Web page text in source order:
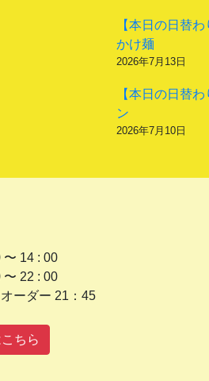
【本日の日替
かけ麺
2026年7月13日
【本日の日替
ン
2026年7月10日
14 : 00
22 : 00
ー 21：45
水曜
ちら